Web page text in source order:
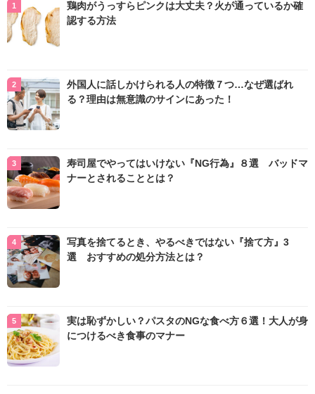
鶏肉がうっすらピンクは大丈夫？火が通っているか確
認する方法
外国人に話しかけられる人の特徴７つ…なぜ選ばれ
る？理由は無意識のサインにあった！
寿司屋でやってはいけない『NG行為』８選 バッドマ
ナーとされることとは？
写真を捨てるとき、やるべきではない『捨て方』3
選 おすすめの処分方法とは？
実は恥ずかしい？パスタのNGな食べ方６選！大人が身
につけるべき食事のマナー